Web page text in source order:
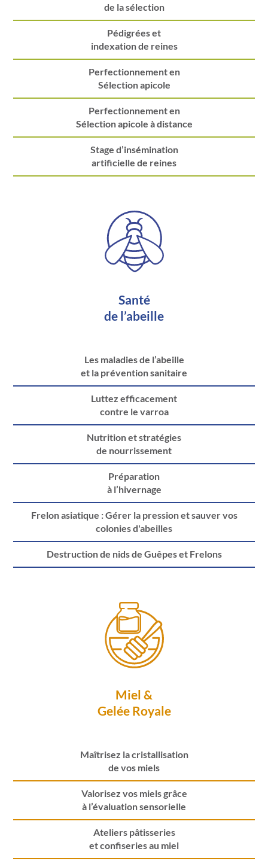
de la sélection
Pédigrées et
indexation de reines
Perfectionnement en
Sélection apicole
Perfectionnement en
Sélection apicole à distance
Stage d’insémination
artificielle de reines
Santé
de l’abeille
Les maladies de l’abeille
et la prévention sanitaire
Luttez efficacement
contre le varroa
Nutrition et stratégies
de nourrissement
Préparation
à l’hivernage
Frelon asiatique : Gérer la pression et sauver vos
colonies d'abeilles
Destruction de nids de Guêpes et Frelons
Miel &
Gelée Royale
Maîtrisez la cristallisation
de vos miels
Valorisez vos miels grâce
à l’évaluation sensorielle
Ateliers pâtisseries
et confiseries au miel